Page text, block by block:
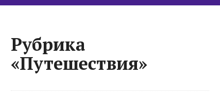
Рубрика
«Путешествия»